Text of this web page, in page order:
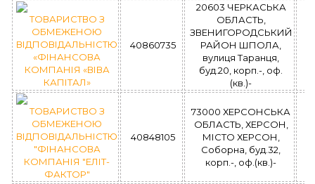
ТОВАРИСТВО З
ОБМЕЖЕНОЮ
ВІДПОВІДАЛЬНІСТЮ
«ФІНАНСОВА
КОМПАНІЯ «ВІВА
КАПІТАЛ»
40860735
20603 ЧЕРКАСЬКА
ОБЛАСТЬ,
ЗВЕНИГОРОДСЬКИЙ
РАЙОН ШПОЛА,
вулиця Таранця,
буд.20, корп.-, оф.
(кв.)-
ТОВАРИСТВО З
ОБМЕЖЕНОЮ
ВІДПОВІДАЛЬНІСТЮ
"ФІНАНСОВА
КОМПАНІЯ "ЕЛІТ-
ФАКТОР"
40848105
73000 ХЕРСОНСЬКА
ОБЛАСТЬ, ХЕРСОН,
МІСТО ХЕРСОН,
Соборна, буд.32,
корп.-, оф.(кв.)-